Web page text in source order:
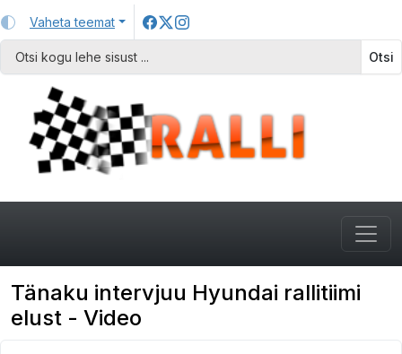
Vaheta teemat
Otsi
Tänaku intervjuu Hyundai rallitiimi
elust - Video